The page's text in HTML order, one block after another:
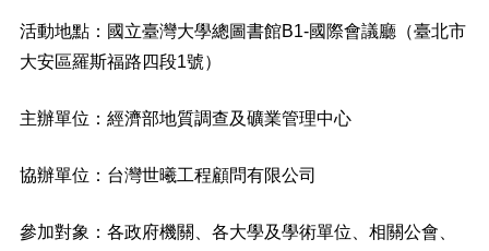
活動地點：國立臺灣大學總圖書館B1-國際會議廳（臺北市
大安區羅斯福路四段1號）
主辦單位：經濟部地質調查及礦業管理中心
協辦單位：台灣世曦工程顧問有限公司
參加對象：各政府機關、各大學及學術單位、相關公會、